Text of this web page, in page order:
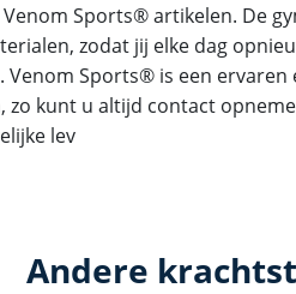
Venom Sports® artikelen. De
zodat jij elke dag
Venom Sports® is een
zo kunt u altijd contact
lev
Andere